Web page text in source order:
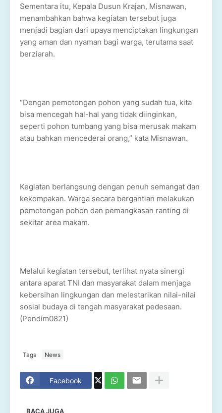
Sementara itu, Kepala Dusun Krajan, Misnawan,
menambahkan bahwa kegiatan tersebut juga
menjadi bagian dari upaya menciptakan lingkungan
yang aman dan nyaman bagi warga, terutama saat
berziarah.
“Dengan pemotongan pohon yang sudah tua, kita
bisa mencegah hal-hal yang tidak diinginkan,
seperti pohon tumbang yang bisa merusak makam
atau bahkan mencederai orang,” kata Misnawan.
Kegiatan berlangsung dengan penuh semangat dan
kekompakan. Warga secara bergantian melakukan
pemotongan pohon dan pemangkasan ranting di
sekitar area makam.
Melalui kegiatan tersebut, terlihat nyata sinergi
antara aparat TNI dan masyarakat dalam menjaga
kebersihan lingkungan dan melestarikan nilai-nilai
sosial budaya di tengah masyarakat pedesaan.
(Pendim0821)
Tags News
Facebook
BACA JUGA